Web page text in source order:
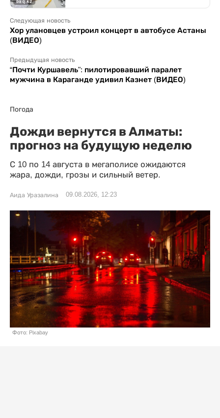
Следующая новость
Хор улановцев устроил концерт в автобусе Астаны
(ВИДЕО)
Предыдущая новость
“Почти Куршавель": пилотировавший паралет
мужчина в Караганде удивил Казнет (ВИДЕО)
Погода
Дожди вернутся в Алматы:
прогноз на будущую неделю
С 10 по 14 августа в мегаполисе ожидаются
жара, дожди, грозы и сильный ветер.
Аида Уразалина 09.08.2026, 12:23
Фото: Pixabay